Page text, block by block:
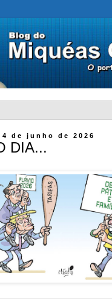
de junho de 2026
DIA...